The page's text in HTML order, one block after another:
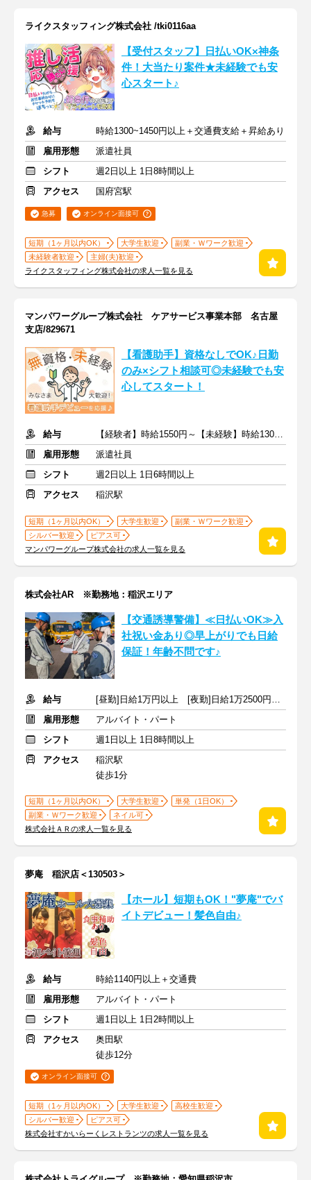
ライクスタッフィング株式会社 /tki0116aa
【受付スタッフ】日払いOK×神条
件！大当たり案件★未経験でも安
心スタート♪
給与
時給1300~1450円以上＋交通費支給＋昇給あり
雇用形態
派遣社員
シフト
週2日以上 1日8時間以上
アクセス
国府宮駅
急募 オンライン面接可
短期（1ヶ月以内OK） 大学生歓迎
副業・Ｗワーク歓迎
未経験者歓迎
主婦(夫)歓迎
ライクスタッフィング株式会社の求人一覧を見る
マンパワーグループ株式会社 ケアサービス事業本部 名古屋
支店/829671
【看護助手】資格なしでOK♪日勤
のみ×シフト相談可◎未経験でも安
心してスタート！
給与
【経験者】時給1550円～【未経験】時給1300円～ ※交通費全額
雇用形態
派遣社員
シフト
週2日以上 1日6時間以上
アクセス
稲沢駅
短期（1ヶ月以内OK） 大学生歓迎
副業・Ｗワーク歓迎
シルバー歓迎
ピアス可
マンパワーグループ株式会社の求人一覧を見る
株式会社AR ※勤務地：稲沢エリア
【交通誘導警備】≪日払いOK≫入
社祝い金あり◎早上がりでも日給
保証！年齢不問です♪
給与
[昼勤]日給1万円以上 [夜勤]日給1万2500円以上
雇用形態
アルバイト・パート
シフト
週1日以上 1日8時間以上
アクセス
稲沢駅
徒歩1分
短期（1ヶ月以内OK） 大学生歓迎
単発（1日OK）
副業・Ｗワーク歓迎
ネイル可
株式会社ＡＲの求人一覧を見る
夢庵 稲沢店＜130503＞
【ホール】短期もOK！"夢庵"でバ
イトデビュー！髪色自由♪
給与
時給1140円以上＋交通費
雇用形態
アルバイト・パート
シフト
週1日以上 1日2時間以上
アクセス
奥田駅
徒歩12分
オンライン面接可
短期（1ヶ月以内OK） 大学生歓迎
高校生歓迎
シルバー歓迎
ピアス可
株式会社すかいらーくレストランツの求人一覧を見る